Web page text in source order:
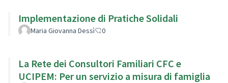
Implementazione di Pratiche Solidali
Maria Giovanna Dessì 0
La Rete dei Consultori Familiari CFC e
UCIPEM: Per un servizio a misura di famiglia